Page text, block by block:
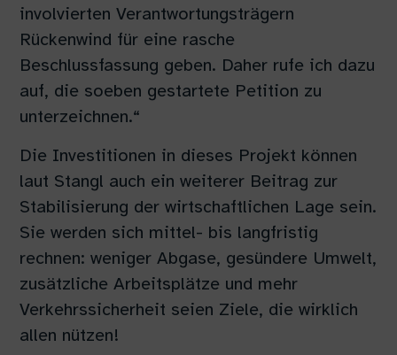
involvierten Verantwortungsträgern
Rückenwind für eine rasche
Beschlussfassung geben. Daher rufe ich dazu
auf, die soeben gestartete Petition zu
unterzeichnen.“
Die Investitionen in dieses Projekt können
laut Stangl auch ein weiterer Beitrag zur
Stabilisierung der wirtschaftlichen Lage sein.
Sie werden sich mittel- bis langfristig
rechnen: weniger Abgase, gesündere Umwelt,
zusätzliche Arbeitsplätze und mehr
Verkehrssicherheit seien Ziele, die wirklich
allen nützen!